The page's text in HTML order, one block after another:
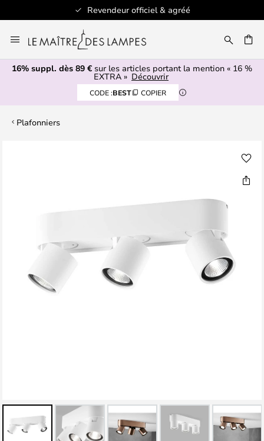
Revendeur officiel & agréé
au
contenu
16% suppl. dès 89 € sur les articles portant la mention « 16 %
EXTRA » Découvrir
CODE :BEST COPIER
Plafonniers